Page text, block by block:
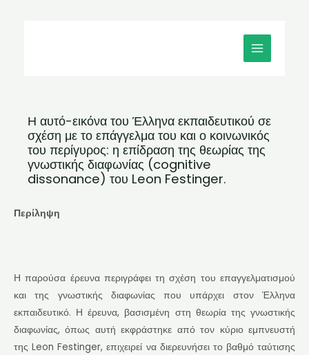
MAIN
MENU
Η αυτό-εικόνα του Έλληνα εκπαιδευτικού σε
σχέση με το επάγγελμα του και ο κοινωνικός
του περίγυρος: η επίδραση της θεωρίας της
γνωστικής διαφωνίας (cognitive
dissonance) του Leon Festinger.
Περίληψη
Η παρούσα έρευνα περιγράφει τη σχέση του επαγγελματισμού
και της γνωστικής διαφωνίας που υπάρχει στον Έλληνα
εκπαιδευτικό. Η έρευνα, βασισμένη στη θεωρία της γνωστικής
διαφωνίας, όπως αυτή εκφράστηκε από τον κύριο εμπνευστή
της Leon Festinger, επιχειρεί να διερευνήσει το βαθμό ταύτισης